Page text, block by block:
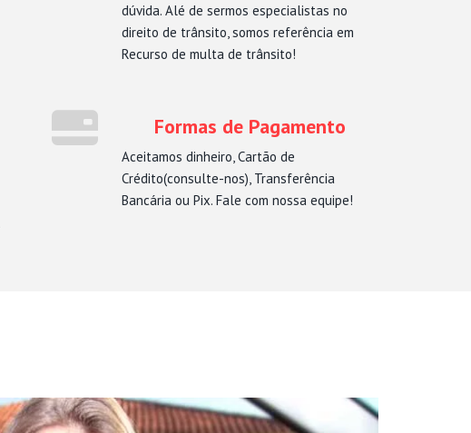
dúvida. Alé de sermos especialistas no
direito de trânsito, somos referência em
Recurso de multa de trânsito!
Formas de Pagamento
Aceitamos dinheiro, Cartão de
Crédito(consulte-nos), Transferência
Bancária ou Pix. Fale com nossa equipe!